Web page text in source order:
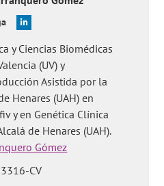
y Ciencias Biomédicas
(UV) y
Asistida por la
Henares (UAH) en
y en Genética Clínica
de Henares (UAH).
Gómez
CV